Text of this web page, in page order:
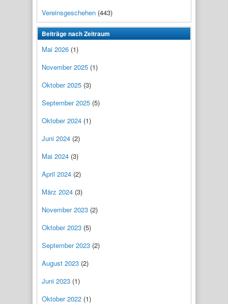
Vereinsgeschehen (443)
Beiträge nach Zeitraum
Mai 2026 (1)
November 2025 (1)
Oktober 2025 (3)
September 2025 (5)
Oktober 2024 (1)
Juni 2024 (2)
Mai 2024 (3)
April 2024 (2)
März 2024 (3)
November 2023 (2)
Oktober 2023 (5)
September 2023 (2)
August 2023 (2)
Juni 2023 (1)
Oktober 2022 (1)